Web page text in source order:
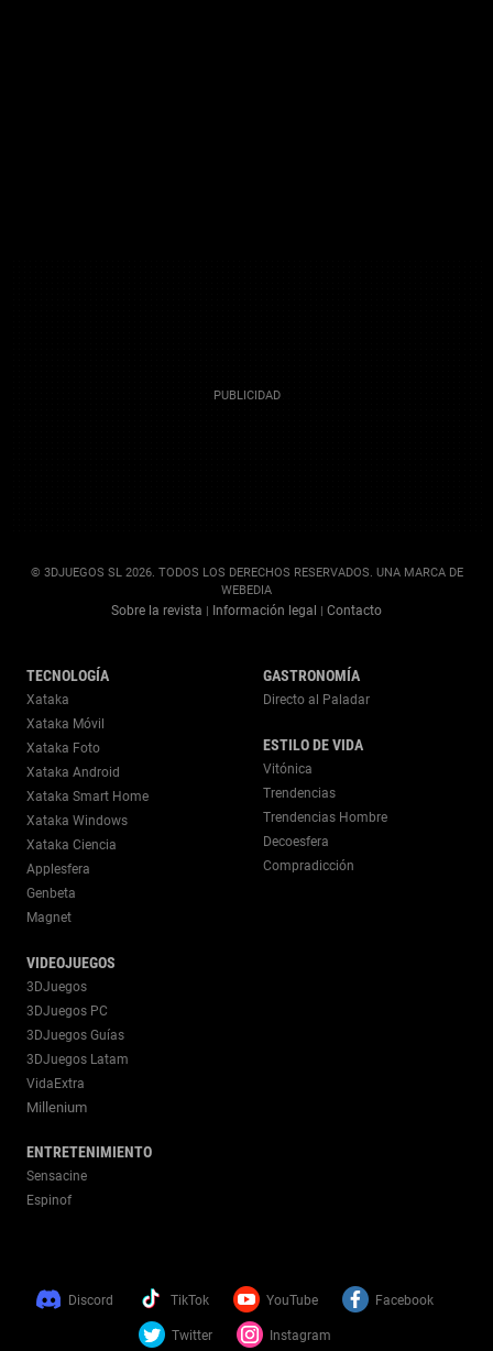
© 3DJUEGOS SL 2026. TODOS LOS DERECHOS RESERVADOS. UNA MARCA DE
WEBEDIA
Sobre la revista Información legal Contacto
TECNOLOGÍA
Xataka
Xataka Móvil
Xataka Foto
Xataka Android
Xataka Smart Home
Xataka Windows
Xataka Ciencia
Applesfera
Genbeta
Magnet
VIDEOJUEGOS
3DJuegos
3DJuegos PC
3DJuegos Guías
3DJuegos Latam
VidaExtra
Millenium
ENTRETENIMIENTO
Sensacine
Espinof
GASTRONOMÍA
Directo al Paladar
ESTILO DE VIDA
Vitónica
Trendencias
Trendencias Hombre
Decoesfera
Compradicción
Discord TikTok YouTube Facebook
Twitter Instagram